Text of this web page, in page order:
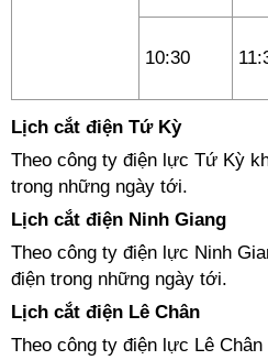
10:30
Lịch cắt điện Tứ Kỳ
Theo công ty điện lực Tứ Kỳ
trong những ngày tới.
Lịch cắt điện Ninh Giang
Theo công ty điện lực Ninh
điện trong những ngày tới.
Lịch cắt điện Lê Chân
Theo công ty điện lực Lê